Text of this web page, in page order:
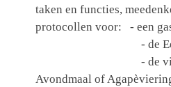
taken en functies,
protocollen voor: - een
- de
- de viering
Avondmaal of